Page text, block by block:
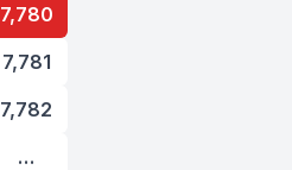
7,780
7,781
7,782
…